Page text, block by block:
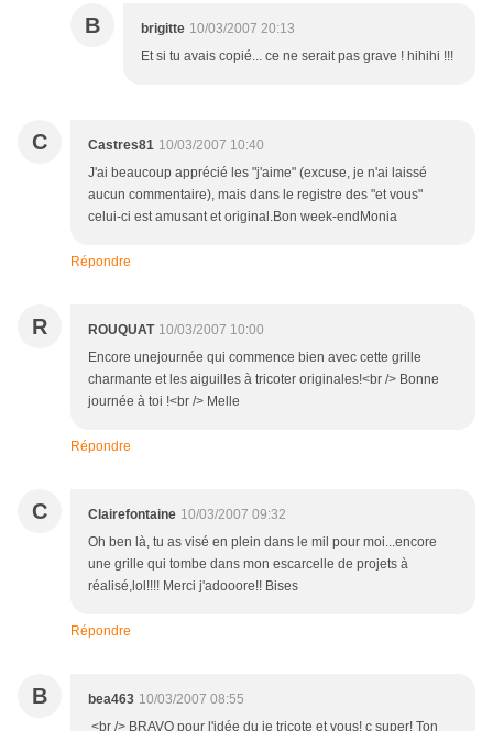
B brigitte 10/03/2007 20:13
Et si tu avais copié... ce ne serait pas grave ! hihihi !!!
C Castres81 10/03/2007 10:40
J'ai beaucoup apprécié les "j'aime" (excuse, je n'ai laissé
aucun commentaire), mais dans le registre des "et vous"
celui-ci est amusant et original.Bon week-endMonia
Répondre
R ROUQUAT 10/03/2007 10:00
Encore unejournée qui commence bien avec cette grille
charmante et les aiguilles à tricoter originales!<br /> Bonne
journée à toi !<br /> Melle
Répondre
C Clairefontaine 10/03/2007 09:32
Oh ben là, tu as visé en plein dans le mil pour moi...encore
une grille qui tombe dans mon escarcelle de projets à
réalisé,lol!!!! Merci j'adooore!! Bises
Répondre
B bea463 10/03/2007 08:55
<br /> BRAVO pour l'idée du je tricote et vous! c super! Ton